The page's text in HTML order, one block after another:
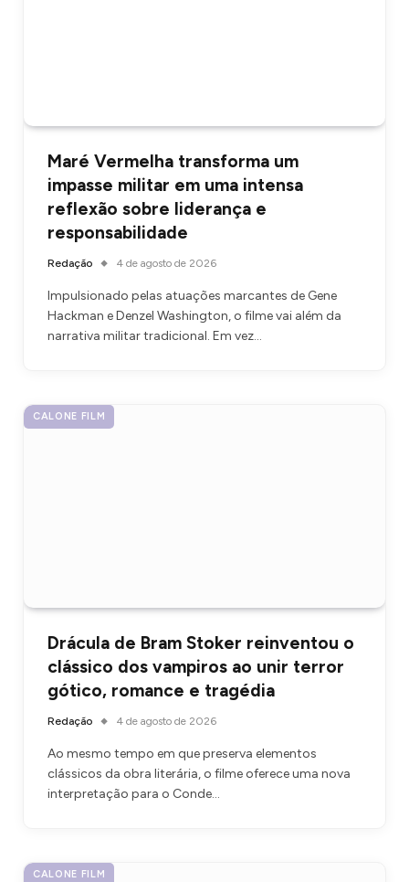
Maré Vermelha transforma um
impasse militar em uma intensa
reflexão sobre liderança e
responsabilidade
Redação 4 de agosto de 2026
Impulsionado pelas atuações marcantes de Gene
Hackman e Denzel Washington, o filme vai além da
narrativa militar tradicional. Em vez…
CALONE FILM
Drácula de Bram Stoker reinventou o
clássico dos vampiros ao unir terror
gótico, romance e tragédia
Redação 4 de agosto de 2026
Ao mesmo tempo em que preserva elementos
clássicos da obra literária, o filme oferece uma nova
interpretação para o Conde…
CALONE FILM